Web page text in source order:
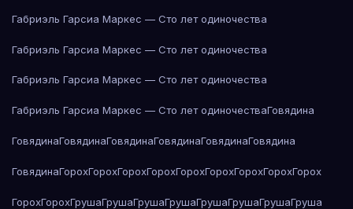
Габриэль Гарсиа Маркес — Сто лет одиночества
Габриэль Гарсиа Маркес — Сто лет одиночества
Габриэль Гарсиа Маркес — Сто лет одиночества
Габриэль Гарсиа Маркес — Сто лет одиночестваГовядина
ГовядинаГовядинаГовядинаГовядинаГовядинаГовядина
ГовядинаГорохГорохГорохГорохГорохГорохГорохГорохГорох
ГорохГорохГрушаГрушаГрушаГрушаГрушаГрушаГрушаГруша